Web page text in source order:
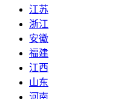
江苏
浙江
安徽
福建
江西
山东
河南